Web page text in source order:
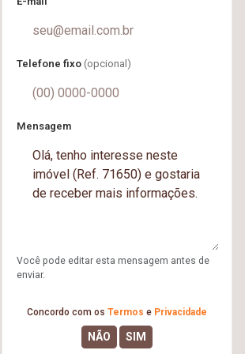
Telefone fixo (opcional)
Mensagem
Você pode editar esta mensagem antes de
enviar.
Concordo com os Termos e Privacidade